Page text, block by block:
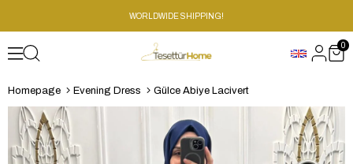
WORLDWIDE SHIPPING!
0
Homepage Evening Dress Gülce Abiye Lacivert